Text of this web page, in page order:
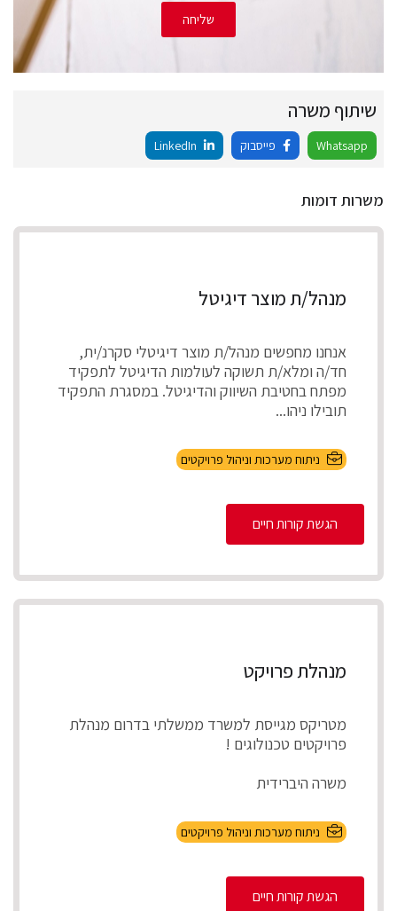
שליחה
שיתוף משרה
Whatsapp פייסבוק
משרות דומות
מנהל/ת מוצר דיגיטל
אנחנו מחפשים מנהל/ת מוצר דיגיטלי סקרנ/ית,
חד/ה ומלא/ת תשוקה לעולמות הדיגיטל לתפקיד
מפתח בחטיבת השיווק והדיגיטל. במסגרת התפקיד
תובילו ניהו...
ניתוח מערכות וניהול פרויקטים
הגשת קורות חיים
מנהלת פרויקט
מטריקס מגייסת למשרד ממשלתי בדרום מנהלת
פרויקטים טכנולוגים !
משרה היברידית
תיאור התפקיד
והטמע...
ניתוח מערכות וניהול פרויקטים
הגשת קורות חיים